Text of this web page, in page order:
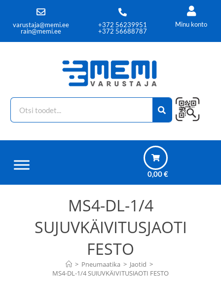
varustaja@memi.ee
rain@memi.ee
+372 56239951
+372 56688787
Minu konto
0,00€
MS4-DL-1/4
SUJUVKÄIVITUSJAOTI
FESTO
> Pneumaatika > Jaotid >
MS4-DL-1/4 SUJUVKÄIVITUSJAOTI FESTO